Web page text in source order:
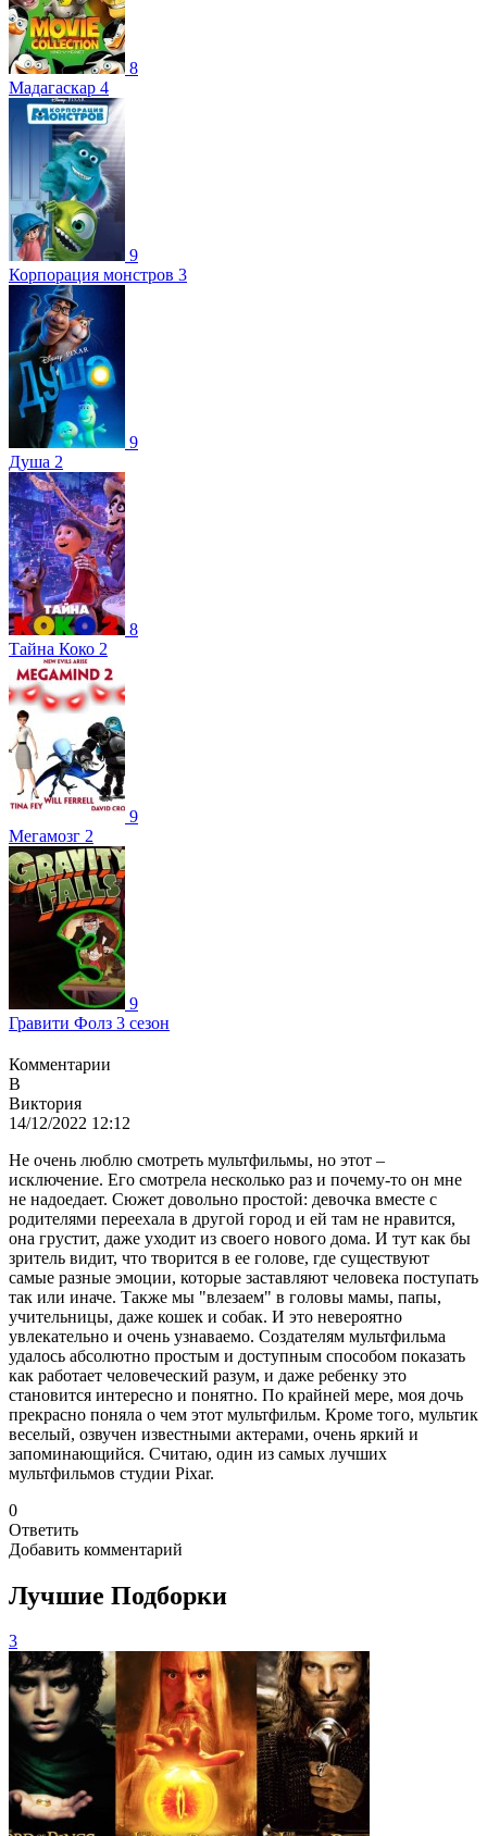
8
Мадагаскар 4
9
Корпорация монстров 3
9
Душа 2
8
Тайна Коко 2
9
Мегамозг 2
9
Гравити Фолз 3 сезон
Комментарии
В
Виктория
14/12/2022 12:12
Не очень люблю смотреть мультфильмы, но этот –
исключение. Его смотрела несколько раз и почему-то он мне
не надоедает. Сюжет довольно простой: девочка вместе с
родителями переехала в другой город и ей там не нравится,
она грустит, даже уходит из своего нового дома. И тут как бы
зритель видит, что творится в ее голове, где существуют
самые разные эмоции, которые заставляют человека поступать
так или иначе. Также мы "влезаем" в головы мамы, папы,
учительницы, даже кошек и собак. И это невероятно
увлекательно и очень узнаваемо. Создателям мультфильма
удалось абсолютно простым и доступным способом показать
как работает человеческий разум, и даже ребенку это
становится интересно и понятно. По крайней мере, моя дочь
прекрасно поняла о чем этот мультфильм. Кроме того, мультик
веселый, озвучен известными актерами, очень яркий и
запоминающийся. Считаю, один из самых лучших
мультфильмов студии Pixar.
0
Ответить
Добавить комментарий
Лучшие Подборки
3